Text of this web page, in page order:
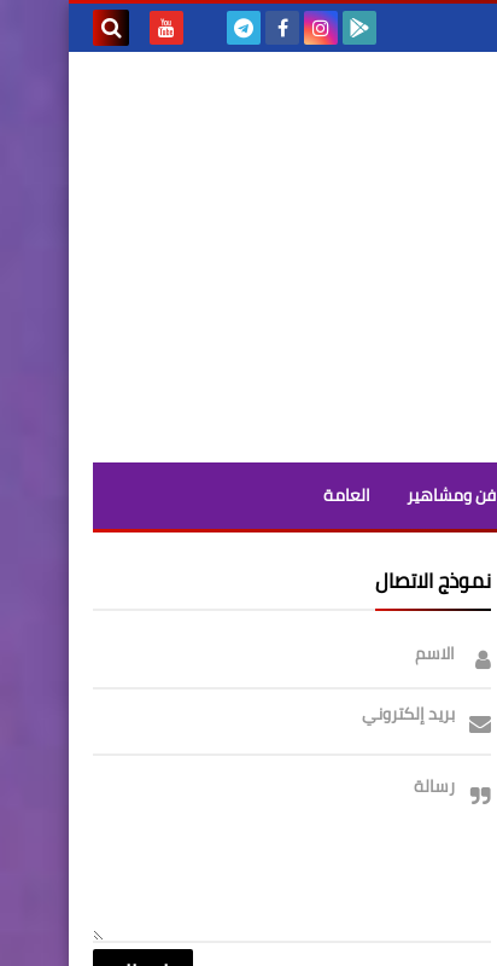
فن ومشاهير العامة
نموذج الاتصال
الاسم
بريد إلكتروني
رسالة